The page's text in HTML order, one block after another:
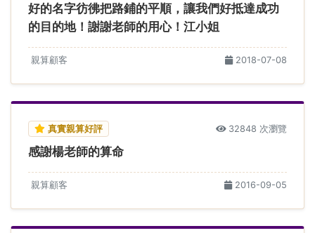
好的名字彷彿把路鋪的平順，讓我們好抵達成功
的目的地！謝謝老師的用心！江小姐
親算顧客 2018-07-08
真實親算好評 32848 次瀏覽
感謝楊老師的算命
親算顧客 2016-09-05